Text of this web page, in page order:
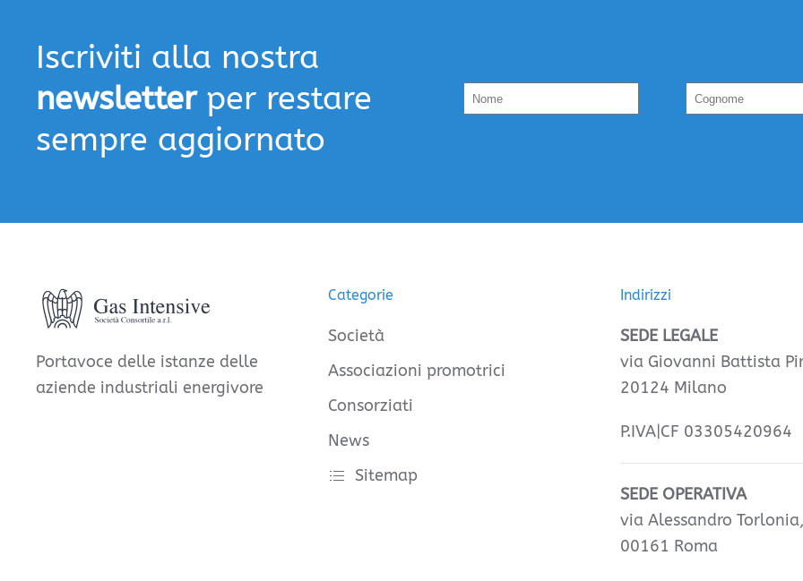
Iscriviti alla nostra
newsletterper restare
sempre aggiornato
Portavoce delle istanze delle
aziende industriali energivore
Categorie
Società
Associazioni promotrici
Consorziati
News
Sitemap
Indirizzi
SEDE LEGALE
via Giovanni Battista
20124 Milano
P.IVA|CF 03305420964
SEDE OPERATIVA
via Alessandro
00161 Roma